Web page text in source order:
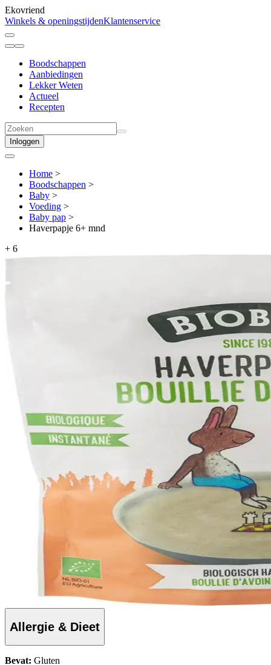
Ekovriend
Winkels & openingstijdenKlantenservice
Boodschappen
Aanbiedingen
Lekker Weten
Actueel
Recepten
Inloggen
Home >
Boodschappen >
Baby >
Voeding >
Baby pap >
Haverpapje 6+ mnd
+ 6
Allergie & Dieet
Bevat: Gluten